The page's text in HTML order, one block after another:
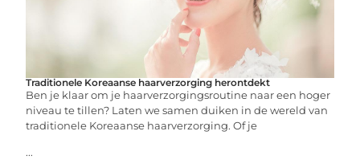
Traditionele Koreaanse haarverzorging herontdekt
Ben je klaar om je haarverzorgingsroutine naar een hoger
niveau te tillen? Laten we samen duiken in de wereld van
traditionele Koreaanse haarverzorging. Of je
...